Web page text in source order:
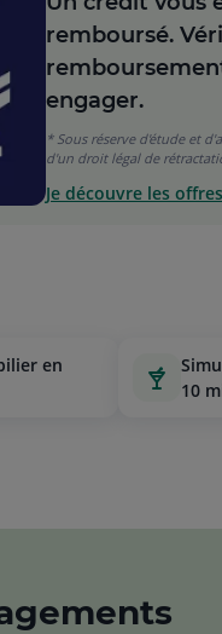
remboursé.
engager.
* Sous réserve d'étude et
d'un droit légal de
Je découvre les offres
simulez votre prêt conso en moins de
10